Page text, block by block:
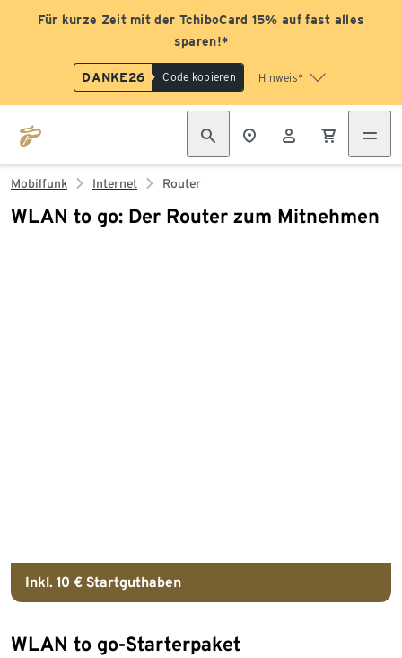
Für kurze Zeit mit der TchiboCard 15% auf fast alles
sparen!*
DANKE26 Code kopieren Hinweis*
Mobilfunk Internet Router
WLAN to go: Der Router zum Mitnehmen
Inkl. 10 € Startguthaben
WLAN to go-Starterpaket